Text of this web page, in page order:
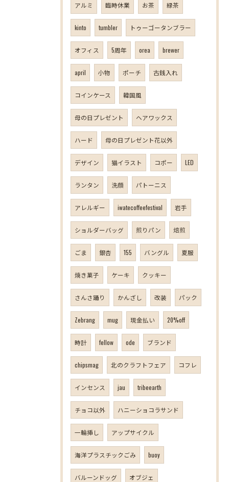
アルミ 臨時休業 お茶 緑茶
kinto tumbler トゥーゴータンブラー
オフィス 5周年 orea brewer
april 小物 ポーチ 古銭入れ
コインケース 韓国風
母の日プレゼント ヘアワックス
ハード 母の日プレゼント花以外
デザイン 猫イラスト コポー LED
ランタン 洗顔 パトーニス
アレルギー iwatecoffeefestival 岩手
ショルダーバッグ 煎りパン 焙煎
ごま 銀杏 155 バングル 夏服
焼き菓子 ケーキ クッキー
さんさ踊り かんざし 改装 パック
Zebrang mug 現金払い 20%off
時計 fellow ode ブランド
chipsmag 北のクラフトフェア コフレ
インセンス jau tribeearth
チョコ以外 ハニーショコラサンド
一輪挿し アップサイクル
海洋プラスチックごみ buoy
バルーンドッグ オブジェ